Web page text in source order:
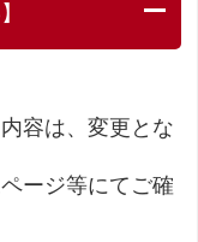
容は、変更とな
ージ等にてご確